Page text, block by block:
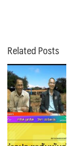
Related Posts